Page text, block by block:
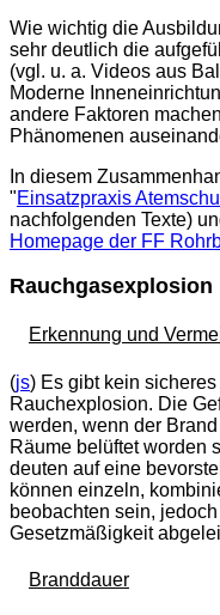
Wie wichtig die
sehr deutlich die
(vgl. u. a. Videos aus
Moderne
andere Faktoren
Phänomenen
In diesem
"Einsatzpraxis
nachfolgenden Texte)
Homepage der FF
Rauchgasexplosion
Erkennung und
(js) Es gibt kein
Rauchexplosion. Die
werden, wenn der
Räume belüftet worden
deuten auf eine
können einzeln,
beobachten sein,
Gesetzmäßigkeit
Branddauer